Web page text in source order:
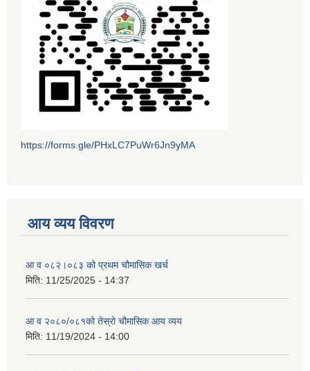
https://forms.gle/PHxLC7PuWr6Jn9yMA
आय व्यय विवरण
आ व ०८२।०८३ को प्रथम चौमासिक खर्च
मिति: 11/25/2025 - 14:37
आ व २०८०/०८१को तेस्रो चौमासिक आय व्यय
मिति: 11/19/2024 - 14:00